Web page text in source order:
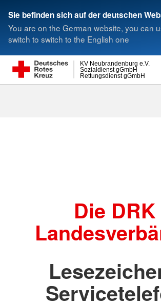
Sie befinden sich auf der deutschen
You are on the German website, you can
switch to switch to the English one
Rettungsdienst gGmbH
Sozialdienst gGmbH
KV Neubrandenburg e.V.
Die DRK